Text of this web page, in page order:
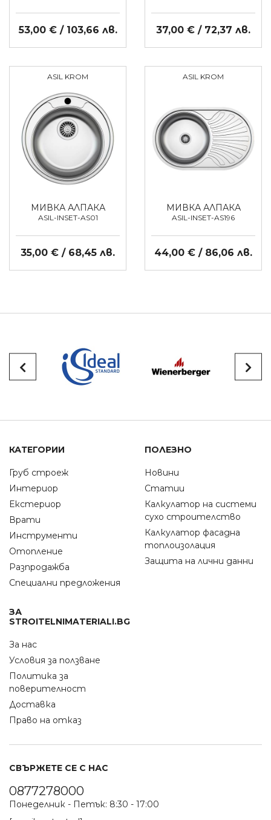
53,00 € / 103,66 лв. 37,00 € / 72,37 лв.
ASIL KROM
МИВКА АЛПАКА
ASIL-INSET-AS01
35,00 € / 68,45 лв.
ASIL KROM
МИВКА АЛПАКА
ASIL-INSET-AS196
44,00 € / 86,06 лв.
КАТЕГОРИИ
Груб строеж
Интериор
Екстериор
Врати
Инструменти
Отопление
Разпродажба
Специални предложения
ПОЛЕЗНО
Новини
Статии
Калкулатор на системи
сухо строителство
Калкулатор фасадна
топлоизолация
Защита на лични данни
ЗА
STROITELNIMATERIALI.BG
За нас
Условия за ползване
Политика за
поверителност
Доставка
Право на отказ
СВЪРЖЕТЕ СЕ С НАС
0877278000
Понеделник - Петък: 8:30 - 17:00